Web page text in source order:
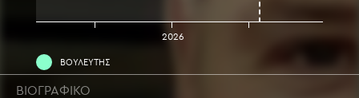
2026
ΒΟΥΛΕΥΤΗΣ
ΒΙΟΓΡΑΦΙΚΟ